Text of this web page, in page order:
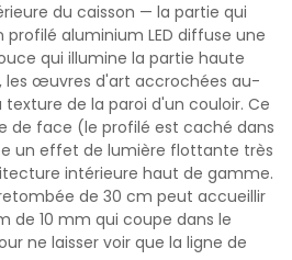
du caisson — la partie qui
aluminium LED diffuse une
qui illumine la partie haute
les œuvres d'art accrochées au-
de la paroi d'un couloir. Ce
de face (le profilé est caché dans
un effet de lumière flottante très
intérieure haut de gamme.
de 30 cm peut accueillir
de 10 mm qui coupe dans le
ne laisser voir que la ligne de